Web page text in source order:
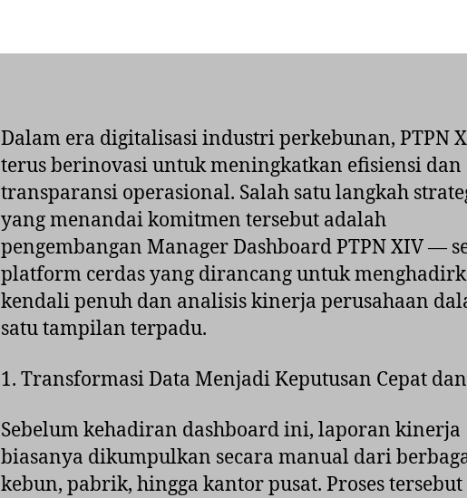
Dalam era digitalisasi industri perkebunan, PTPN
terus berinovasi untuk meningkatkan efisiensi dan
transparansi operasional. Salah satu langkah
yang menandai komitmen tersebut adalah
pengembangan Manager Dashboard PTPN XIV —
platform cerdas yang dirancang untuk
kendali penuh dan analisis kinerja perusahaan
satu tampilan terpadu.
1. Transformasi Data Menjadi Keputusan Cepat
Sebelum kehadiran dashboard ini, laporan kinerja
biasanya dikumpulkan secara manual dari
kebun, pabrik, hingga kantor pusat. Proses tersebut